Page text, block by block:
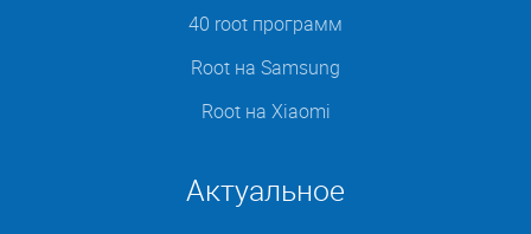
40 root программ
Root на Samsung
Root на Xiaomi
Актуальное